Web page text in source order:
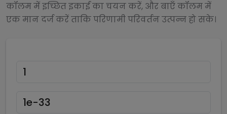
कॉलम में इच्छित इकाई का चयन करें, और बाएँ कॉलम में
एक मान दर्ज करें ताकि परिणामी परिवर्तन उत्पन्न हो सके।